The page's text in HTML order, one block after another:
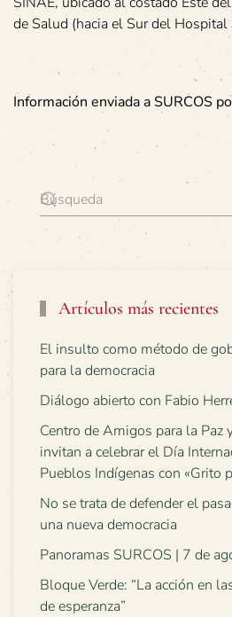
de Salud (hacia el Sur del Hospital
Información enviada a SURCOS
Artículos más recientes
El insulto como método de
para la democracia
Diálogo abierto con Fabio
Centro de Amigos para la Paz
invitan a celebrar el Día
Pueblos Indígenas con «Grito
No se trata de defender el
una nueva democracia
Panoramas SURCOS | 7 de
Bloque Verde: “La acción en
de esperanza”